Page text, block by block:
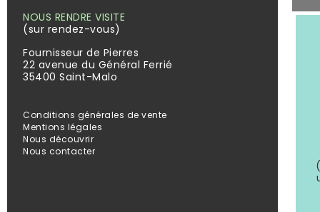
NOUS RENDRE VISITE
(sur rendez-vous)
Fournisseur de Pierres
22 avenue du Général Ferrié
35400 Saint-Malo
Conditions générales de vente
Mentions légales
Nous découvrir
Nous contacter